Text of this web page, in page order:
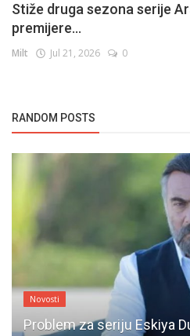
Stiže druga sezona serije
premijere...
Milt Jul 21, 2026 0
RANDOM POSTS
Novosti
Problem za seriju Eskiya